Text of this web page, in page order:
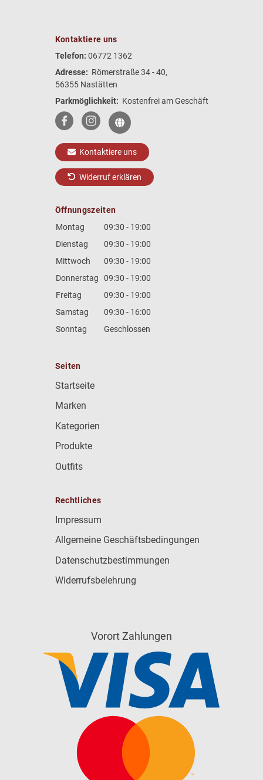
Kontaktiere uns
Telefon: 06772 1362
Adresse: Römerstraße 34 - 40,
56355 Nastätten
Parkmöglichkeit: Kostenfrei am Geschäft
Kontaktiere uns
Widerruf erklären
Öffnungszeiten
Montag
09:30 - 19:00
Dienstag
09:30 - 19:00
Mittwoch
09:30 - 19:00
Donnerstag
09:30 - 19:00
Freitag
09:30 - 19:00
Samstag
09:30 - 16:00
Sonntag
Geschlossen
Seiten
Startseite
Marken
Kategorien
Produkte
Outfits
Rechtliches
Impressum
Allgemeine Geschäftsbedingungen
Datenschutzbestimmungen
Widerrufsbelehrung
Vorort Zahlungen